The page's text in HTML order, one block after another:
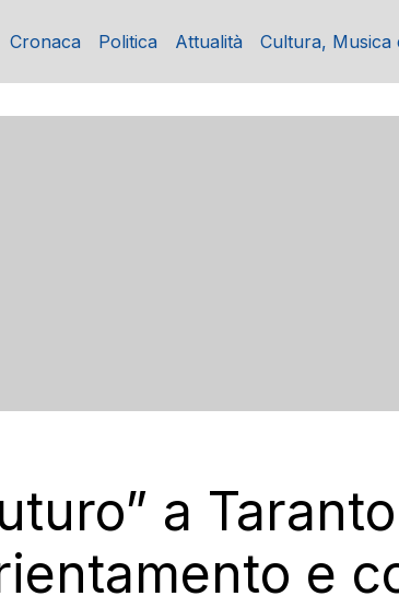
Cronaca Politica Attualità Cultura, Musica
a
e